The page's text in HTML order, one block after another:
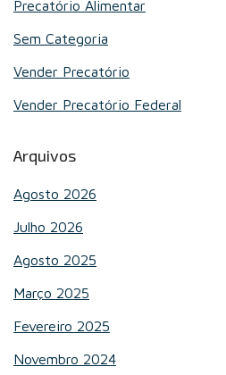
Precatório Alimentar
Sem Categoria
Vender Precatório
Vender Precatório Federal
Arquivos
Agosto 2026
Julho 2026
Agosto 2025
Março 2025
Fevereiro 2025
Novembro 2024